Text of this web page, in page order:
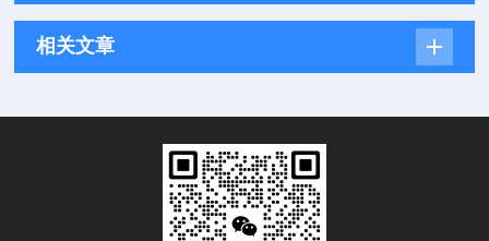
相关文章